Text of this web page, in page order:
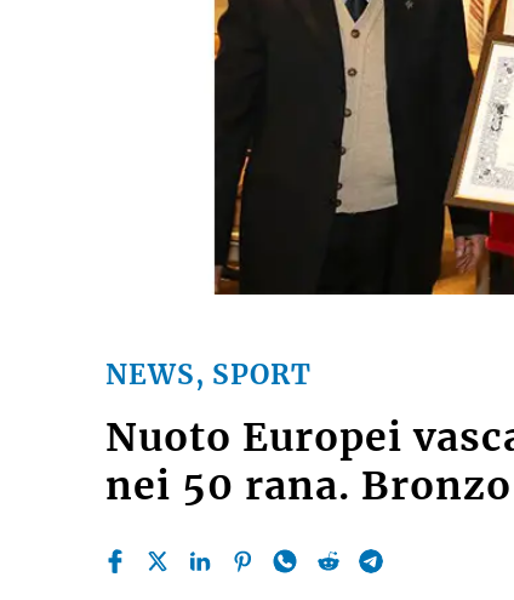
NEWS, SPORT
Nuoto Europei
nei 50 rana.